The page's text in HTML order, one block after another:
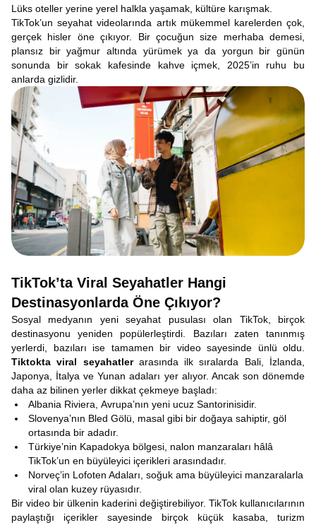
Lüks oteller yerine yerel halkla yaşamak, kültüre karışmak.
TikTok’un seyahat videolarında artık mükemmel karelerden çok,
gerçek hisler öne çıkıyor. Bir çocuğun size merhaba demesi,
plansız bir yağmur altında yürümek ya da yorgun bir günün
sonunda bir sokak kafesinde kahve içmek, 2025’in ruhu bu
anlarda gizlidir.
TikTok’ta Viral Seyahatler Hangi
Destinasyonlarda Öne Çıkıyor?
Sosyal medyanın yeni seyahat pusulası olan TikTok, birçok
destinasyonu yeniden popülerleştirdi. Bazıları zaten tanınmış
yerlerdi, bazıları ise tamamen bir video sayesinde ünlü oldu.
Tiktokta viral seyahatlerarasında ilk sıralarda Bali, İzlanda,
Japonya, İtalya ve Yunan adaları yer alıyor. Ancak son dönemde
daha az bilinen yerler dikkat çekmeye başladı:
Albania Riviera, Avrupa’nın yeni ucuz Santorinisidir.
Slovenya’nın Bled Gölü, masal gibi bir doğaya sahiptir, göl
ortasında bir adadır.
Türkiye’nin Kapadokya bölgesi, nalon manzaraları hâlâ
TikTok’un en büyüleyici içerikleri arasındadır.
Norveç’in Lofoten Adaları, soğuk ama büyüleyici manzaralarla
viral olan kuzey rüyasıdır.
Bir video bir ülkenin kaderini değiştirebiliyor. TikTok kullanıcılarının
paylaştığı içerikler sayesinde birçok küçük kasaba, turizm